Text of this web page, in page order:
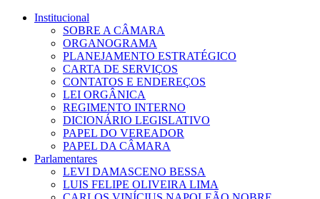
Institucional
SOBRE A CÂMARA
ORGANOGRAMA
PLANEJAMENTO ESTRATÉGICO
CARTA DE SERVIÇOS
CONTATOS E ENDEREÇOS
LEI ORGÂNICA
REGIMENTO INTERNO
DICIONÁRIO LEGISLATIVO
PAPEL DO VEREADOR
PAPEL DA CÂMARA
Parlamentares
LEVI DAMASCENO BESSA
LUIS FELIPE OLIVEIRA LIMA